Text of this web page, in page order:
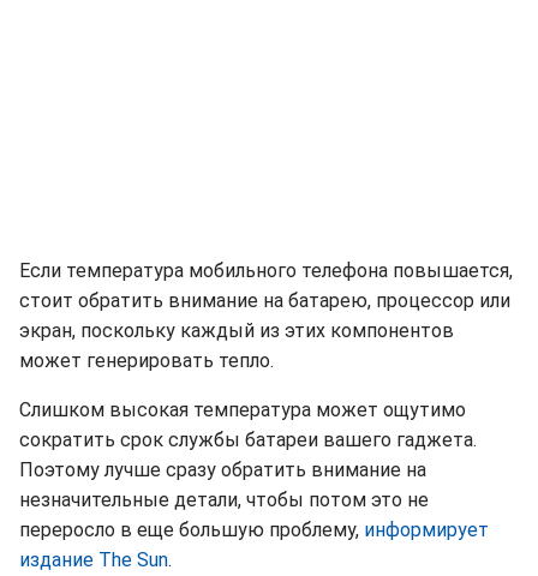
Если температура мобильного телефона повышается,
стоит обратить внимание на батарею, процессор или
экран, поскольку каждый из этих компонентов
может генерировать тепло.
Слишком высокая температура может ощутимо
сократить срок службы батареи вашего гаджета.
Поэтому лучше сразу обратить внимание на
незначительные детали, чтобы потом это не
переросло в еще большую проблему, информирует
издание The Sun.